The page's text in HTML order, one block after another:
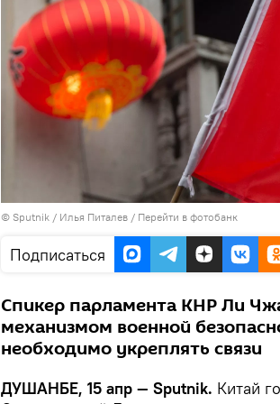
© Sputnik / Илья Питалев / Перейти в фотобанк
Подписаться
Спикер парламента КНР Ли
механизмом военной
необходимо укреплять связи
ДУШАНБЕ, 15 апр — Sputnik. Китай